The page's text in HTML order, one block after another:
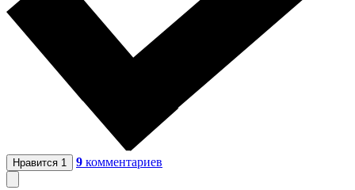
Нравится 1 9 комментариев